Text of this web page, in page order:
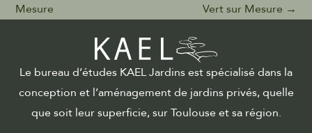
Mesure
Vert sur Mesure →
Le bureau d’études KAEL Jardins est spécialisé dans la
conception et l’aménagement de jardins privés, quelle
que soit leur superficie, sur Toulouse et sa région.